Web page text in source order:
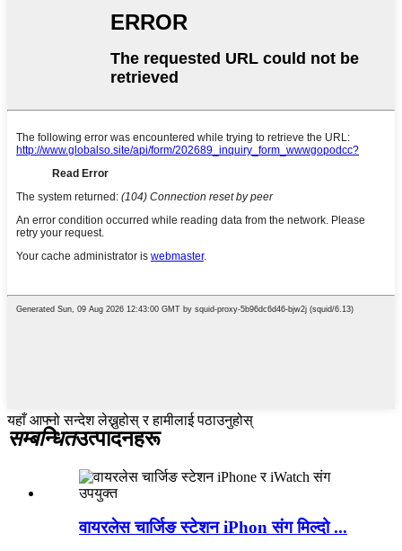
यहाँ आफ्नो सन्देश लेख्नुहोस् र हामीलाई पठाउनुहोस्
सम्बन्धितउत्पादनहरू
वायरलेस चार्जिङ स्टेशन iPhon संग मिल्दो ...